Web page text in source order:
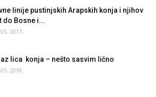
linije pustinjskih Arapskih konja i njihov
do Bosne i...
2017.
lica konja – nešto sasvim lično
2018.